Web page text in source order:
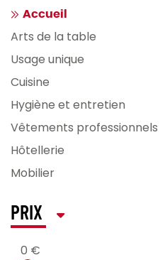
Accueil
Arts de la table
Usage unique
Cuisine
Hygiène et entretien
Vêtements professionnels
Hôtellerie
Mobilier
PRIX
0 €